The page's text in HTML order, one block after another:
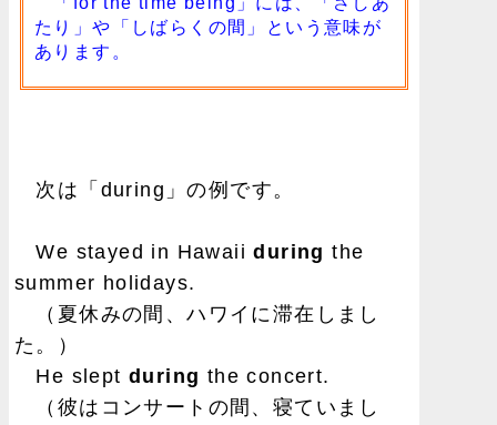
たり」や「しばらくの間」という意味が
あります。
次は「during」の例です。
We stayed in Hawaiiduring the
summer holidays.
（夏休みの間、ハワイに滞在しまし
た。）
He slept during the concert.
（彼はコンサートの間、寝ていまし